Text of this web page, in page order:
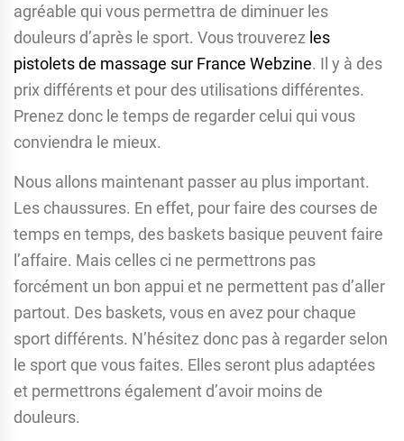
agréable qui vous permettra de diminuer les
douleurs d’après le sport. Vous trouverez les
pistolets de massage sur France Webzine. Il y à des
prix différents et pour des utilisations différentes.
Prenez donc le temps de regarder celui qui vous
conviendra le mieux.
Nous allons maintenant passer au plus important.
Les chaussures. En effet, pour faire des courses de
temps en temps, des baskets basique peuvent faire
l’affaire. Mais celles ci ne permettrons pas
forcément un bon appui et ne permettent pas d’aller
partout. Des baskets, vous en avez pour chaque
sport différents. N’hésitez donc pas à regarder selon
le sport que vous faites. Elles seront plus adaptées
et permettrons également d’avoir moins de
douleurs.